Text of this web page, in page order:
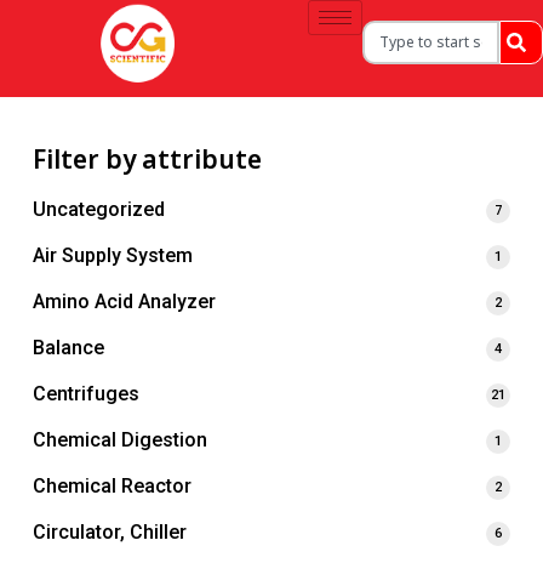
Filter by attribute
Uncategorized 7
Air Supply System 1
Amino Acid Analyzer 2
Balance 4
Centrifuges 21
Chemical Digestion 1
Chemical Reactor 2
Circulator, Chiller 6